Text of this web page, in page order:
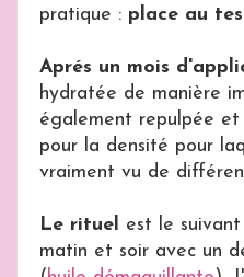
pratique : place au
Aprés un mois
hydratée de manière
également repulpée et
pour la densité pour
vraiment vu de
Le rituel
est le
matin et soir avec un